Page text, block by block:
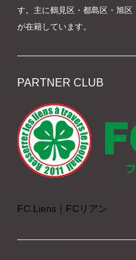
す。主に鶴見区・都島区・旭
が在籍しています。
PARTNER CLUB
FC.Liens｜FCリアン